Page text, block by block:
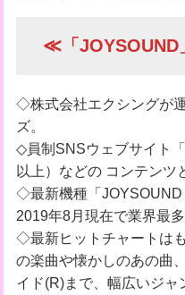
≪「
◇株式会社エクシングが
ズ。
◇員制SNSウェブサイト
以上）などの コンテンツ
◇最新機種「JOYSOUND
2019年8月現在で業界最
◇最新ヒットチャートは
の楽曲や懐かしのあの曲
イド(R)まで、幅広いジャ